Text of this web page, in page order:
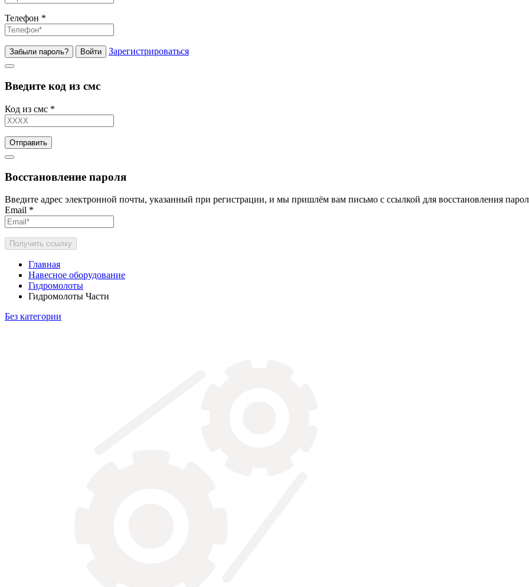
Телефон *
Забыли пароль? Войти Зарегистрироваться
Введите код из смс
Код из смс *
Отправить
Восстановление пароля
Введите адрес электронной почты, указанный при регистрации, и мы пришлём вам письмо с ссылкой для восстановления
Email *
Получить ссылку
Главная
Навесное оборудование
Гидромолоты
Гидромолоты Части
Без категории